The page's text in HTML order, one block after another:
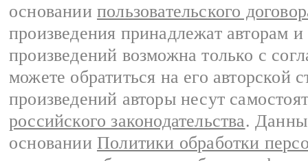
основании пользовательского
произведения принадлежат авторам
произведений возможна только с
можете обратиться на его авторской
произведений авторы несут
российского законодательства.
основании Политики обработки